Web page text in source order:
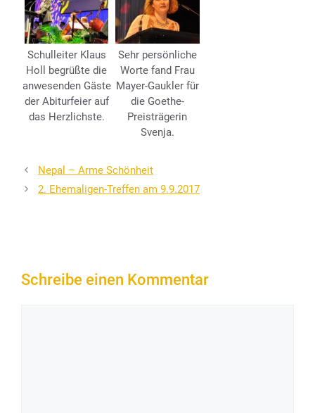
Schulleiter Klaus
Holl begrüßte die
anwesenden Gäste
der Abiturfeier auf
das Herzlichste.
Sehr persönliche
Worte fand Frau
Mayer-Gaukler für
die Goethe-
Preisträgerin
Svenja.
Nepal – Arme Schönheit
2. Ehemaligen-Treffen am 9.9.2017
Schreibe einen Kommentar